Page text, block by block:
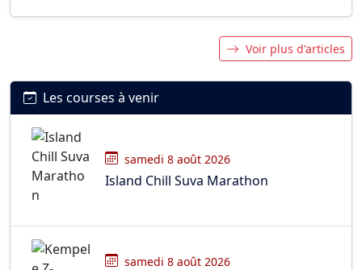
Voir plus d'articles
Les courses à venir
samedi 8 août 2026
Island Chill Suva Marathon
samedi 8 août 2026